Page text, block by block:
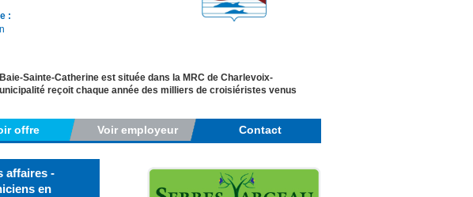
:
Sainte-Catherine est située dans la MRC de Charlevoix-
reçoit chaque année des milliers de croisiéristes venus
offre Voir employeur Contact
affaires -
en